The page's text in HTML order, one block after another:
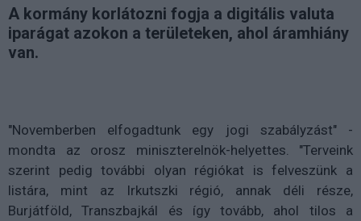
A kormány korlátozni fogja a digitális valuta
iparágat azokon a területeken, ahol áramhiány
van.
"Novemberben elfogadtunk egy jogi szabályzást" -
mondta az orosz miniszterelnök-helyettes. "Terveink
szerint pedig további olyan régiókat is felveszünk a
listára, mint az Irkutszki régió, annak déli része,
Burjátföld, Transzbajkál és így tovább, ahol tilos a